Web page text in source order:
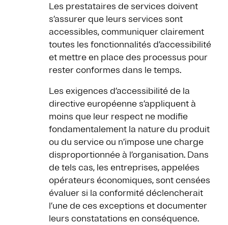
Les prestataires de services doivent
s’assurer que leurs services sont
accessibles, communiquer clairement
toutes les fonctionnalités d’accessibilité
et mettre en place des processus pour
rester conformes dans le temps.
Les exigences d’accessibilité de la
directive européenne s’appliquent à
moins que leur respect ne modifie
fondamentalement la nature du produit
ou du service ou n’impose une charge
disproportionnée à l’organisation. Dans
de tels cas, les entreprises, appelées
opérateurs économiques, sont censées
évaluer si la conformité déclencherait
l’une de ces exceptions et documenter
leurs constatations en conséquence.